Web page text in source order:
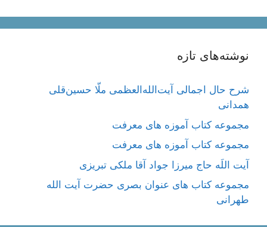
نوشته‌های تازه
شرح حال اجمالی آیت‌الله‌العظمی ملّا حسین‌قلی
همدانی
مجموعه کتاب آموزه های معرفت
مجموعه کتاب آموزه های معرفت
آیت اللَه حاج میرزا جواد آقا ملکی تبریزی
مجموعه کتاب های عنوان بصری حضرت آیت الله
طهرانی